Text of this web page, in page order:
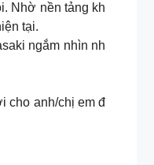
Nhờ nền tảng kh
tại.
ngắm nhìn nh
cho anh/chị em đ